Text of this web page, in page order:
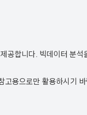
공합니다. 빅데이터 분석
용으로만 활용하시기